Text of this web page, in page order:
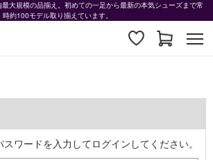
大規模の品揃え。初めての一足から最新の本気シューズまで常
時約100モデル取り揃えています。
ワードを入力してログインしてください。